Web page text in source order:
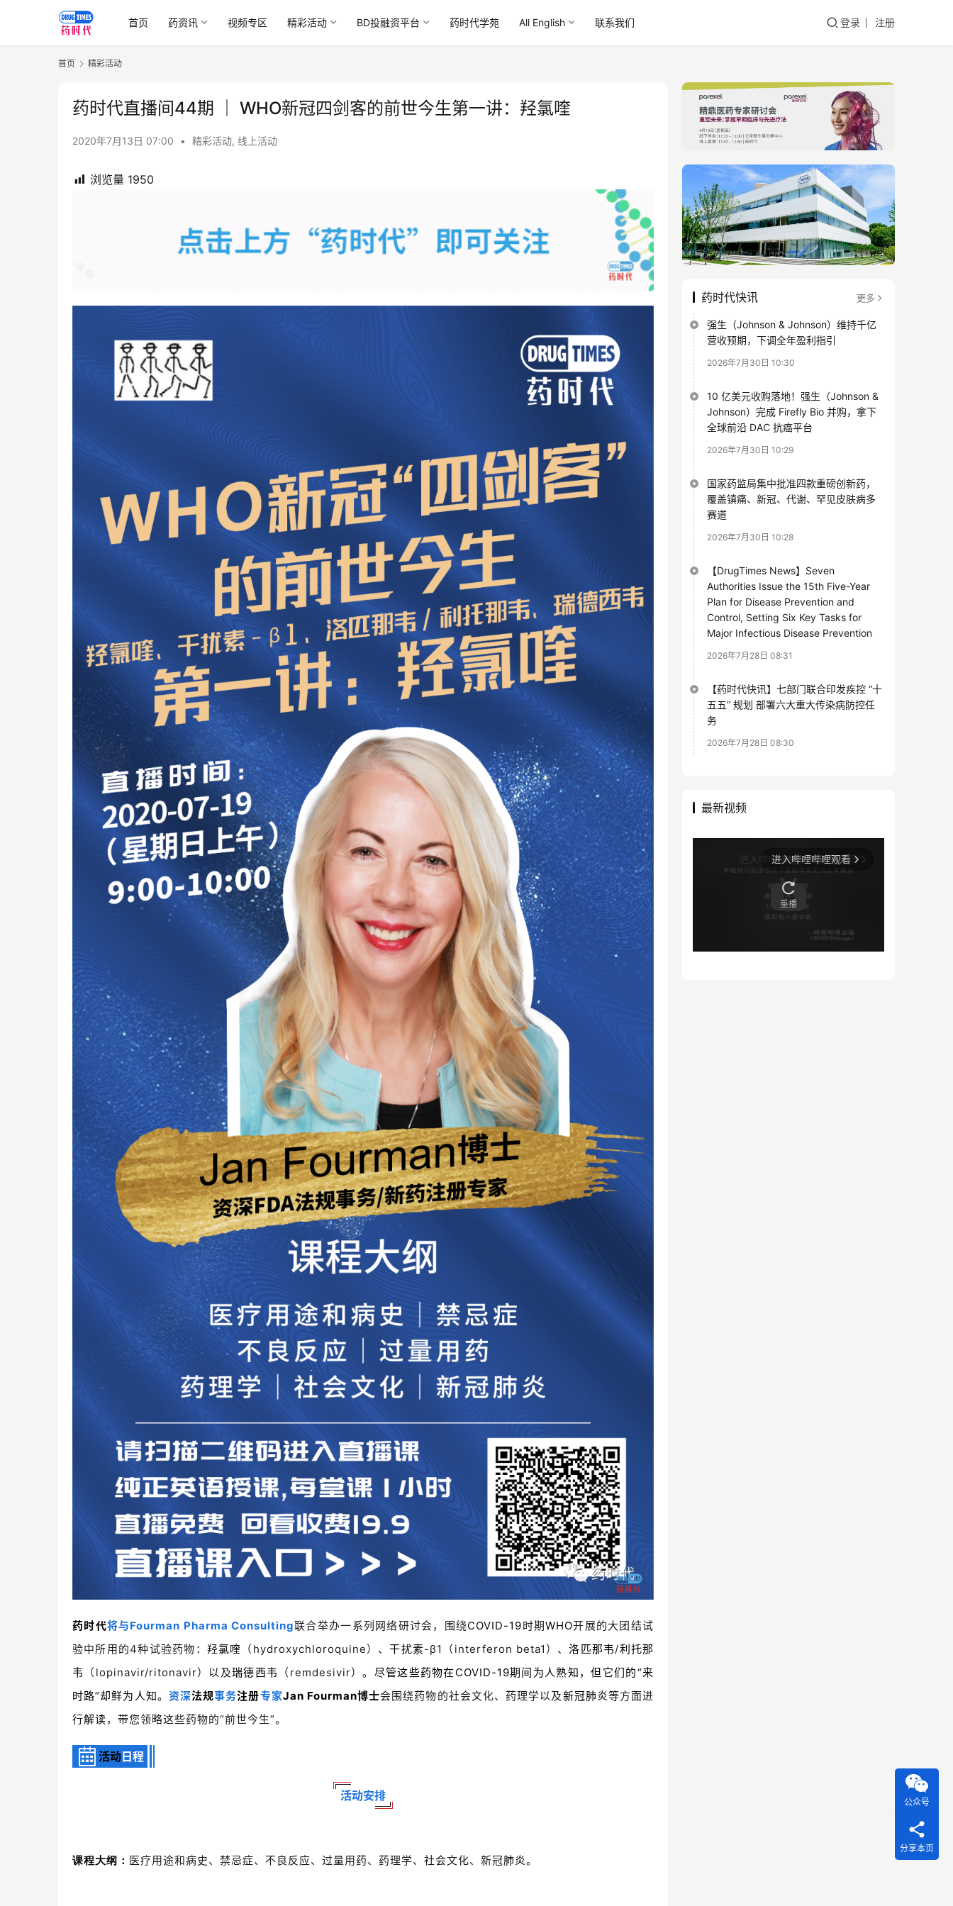
首页 药资讯 视频专区 精彩活动 BD投融资平台 药时代学苑 All English 联系我们 登录 注册
首页 精彩活动
药时代直播间44期 ｜ WHO新冠四剑客的前世今生第一讲：羟氯喹
2020年7月13日 07:00 • 精彩活动, 线上活动
浏览量 1950
药时代将与Fourman Pharma Consulting联合举办一系列网络研讨会，围绕COVID-19时期WHO开展的大团结试
验中所用的4种试验药物：羟氯喹 （hydroxychloroquine）、干扰素-β1（interferon beta1）、洛匹那韦/利托那
韦
（lopinavir/ritonavir）以及瑞德西韦 （remdesivir）。 尽管这些药物在 COVID-19期间为人熟知，但它们的“来
时路”却鲜为人知。 资深法规事务注册专家Jan Fourman博士会围绕药物的社会文化、药理学以及新冠肺炎等方面进
行解读，带您领略这些药物的“前世今生”。
活动 日程
活动安排
课程大纲： 医疗用途和病史、禁忌症、不良反应、过量用药、药理学、社会文化、新冠肺炎。
药时代快讯 更多
强生（Johnson & Johnson）维持千亿
营收预期，下调全年盈利指引
2026年7月30日 10:30
10 亿美元收购落地！强生（Johnson &
Johnson）完成 Firefly Bio 并购，拿下
全球前沿 DAC 抗癌平台
2026年7月30日 10:29
国家药监局集中批准四款重磅创新药，
覆盖镇痛、新冠、代谢、罕见皮肤病多
赛道
2026年7月30日 10:28
【DrugTimes News】Seven
Authorities Issue the 15th Five-Year
Plan for Disease Prevention and
Control, Setting Six Key Tasks for
Major Infectious Disease Prevention
2026年7月28日 08:31
【药时代快讯】七部门联合印发疾控 “十
五五” 规划 部署六大重大传染病防控任
务
2026年7月28日 08:30
最新视频
公众号
分享本页